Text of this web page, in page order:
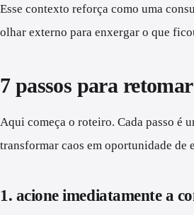
Esse contexto reforça como uma
olhar externo para enxergar o que
7 passos para
Aqui começa o roteiro. Cada passo é
transformar caos em oportunidade de
1. acione imediatamente a